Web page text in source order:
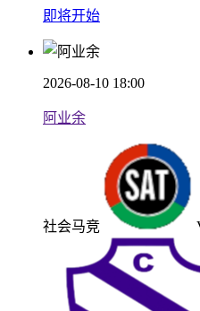
即将开始
2026-08-10 18:00
阿业余
社会马竞